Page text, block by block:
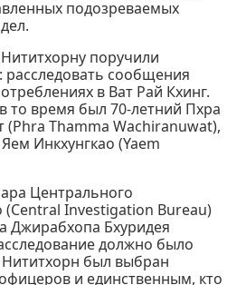
подозреваемых
поручили
расследовать сообщения
в Ват Рай Кхинг.
то время был 70-летний Пхра
(Phra Thamma Wachiranuwat),
Инкхунгкао (Yaem
Центрального
(Central Investigation Bureau)
Джирабхопа Бхуридея
должно было
был выбран
и единственным, кто